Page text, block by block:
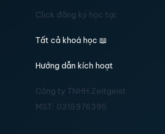
Click đăng ký học tại:
Tất cả khoá học 📖
Hướng dẫn kích hoạt
Công ty TNHH Zeitgeist
MST: 0315976395